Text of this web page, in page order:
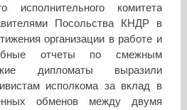
исполнительного комитета
Посольства КНДР в
организации в работе и
отчеты по смежным
дипломаты выразили
исполкома за вклад в
обменов между двумя